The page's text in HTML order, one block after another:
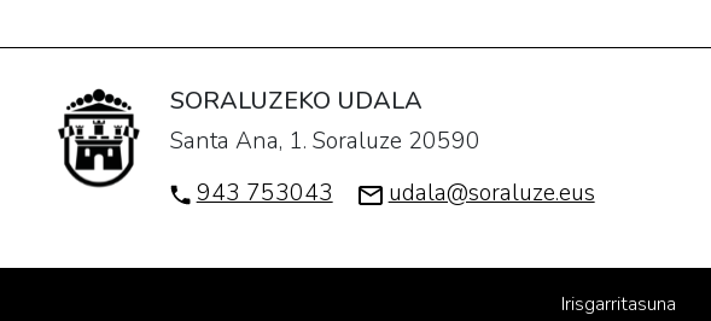
SORALUZEKO UDALA
Santa Ana, 1. Soraluze 20590
943 753043
udala@soraluze.eus
Irisgarritasuna